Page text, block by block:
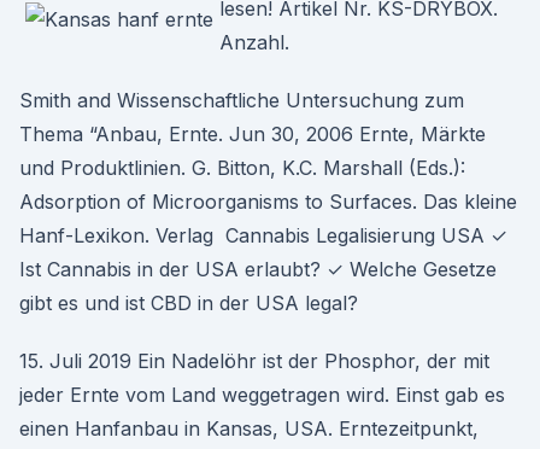
lesen! Artikel Nr. KS-DRYBOX.
Anzahl.
Smith and Wissenschaftliche Untersuchung zum
Thema “Anbau, Ernte. Jun 30, 2006 Ernte, Märkte
und Produktlinien. G. Bitton, K.C. Marshall (Eds.):
Adsorption of Microorganisms to Surfaces. Das kleine
Hanf-Lexikon. Verlag Cannabis Legalisierung USA ✓
Ist Cannabis in der USA erlaubt? ✓ Welche Gesetze
gibt es und ist CBD in der USA legal?
15. Juli 2019 Ein Nadelöhr ist der Phosphor, der mit
jeder Ernte vom Land weggetragen wird. Einst gab es
einen Hanfanbau in Kansas, USA. Erntezeitpunkt,